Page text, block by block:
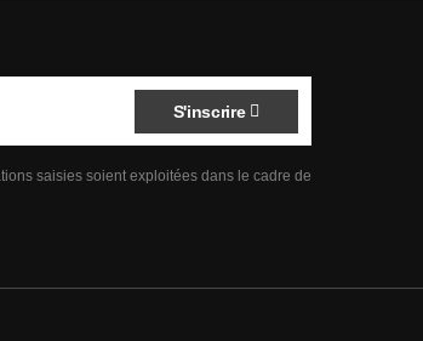
S'inscrire
saisies soient exploitées dans le cadre de